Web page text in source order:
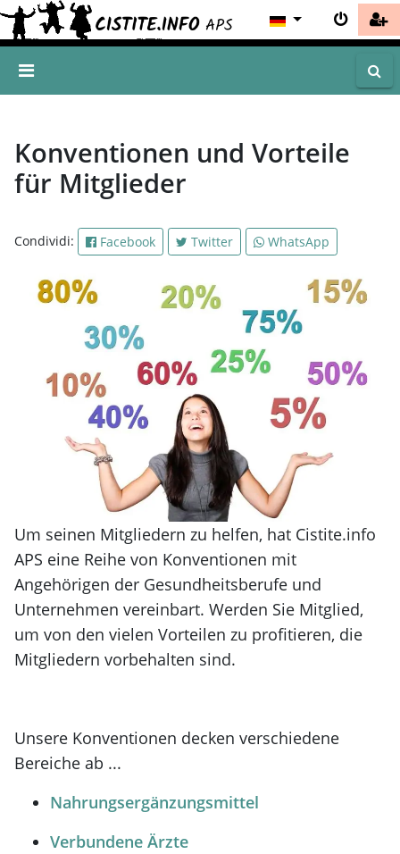
Konventionen und Vorteile
für Mitglieder
Condividi: Facebook Twitter WhatsApp
Um seinen Mitgliedern zu helfen, hat Cistite.info
APS eine Reihe von Konventionen mit
Angehörigen der Gesundheitsberufe und
Unternehmen vereinbart. Werden Sie Mitglied,
um von den vielen Vorteilen zu profitieren, die
Mitgliedern vorbehalten sind.
Unsere Konventionen decken verschiedene
Bereiche ab ...
Nahrungsergänzungsmittel
Verbundene Ärzte